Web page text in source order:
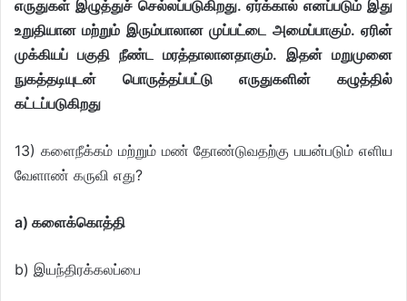
எருதுகள் இழுத்துச் செல்லப்படுகிறது. ஏர்க்கால் எனப்படும் இது
உறுதியான மற்றும் இரும்பாலான முப்பட்டை அமைப்பாகும். ஏரின்
முக்கியப் பகுதி நீண்ட மரத்தாலானதாகும். இதன் மறுமுனை
நுகத்தடியுடன் பொருத்தப்பட்டு எருதுகளின் கழுத்தில்
கட்டப்படுகிறது
13) களைநீக்கம் மற்றும் மண் தோண்டுவதற்கு பயன்படும் எளிய
வேளாண் கருவி எது?
a) களைக்கொத்தி
b) இயந்திரக்கலப்பை